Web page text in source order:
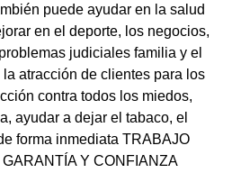
puede ayudar en la salud
en el deporte, los negocios,
judiciales familia y el
atracción de clientes para los
contra todos los miedos,
ayudar a dejar el tabaco, el
forma inmediata TRABAJO
Y CONFIANZA